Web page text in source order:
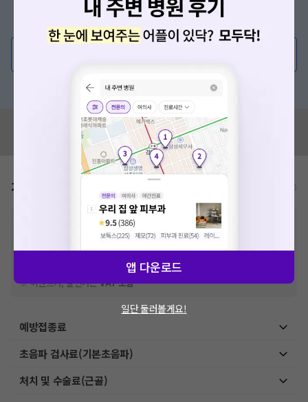
증상/치료, 궁금한 점이 있나요?
의사가 직접 답해드려요!
혹은, 의료상담 서비스에 다양한 게시글 보러가기
혹시 잘못된 병원정보가 있나요?
모두닥 팀에 알려주세요!
가격표
비급여 항목의 경우,추가비용 등으로 실제 가격과 상이할 수 있으니, 정확
한 가격은 해당 의료기관에 직접 문의해주세요.
산정될 수 있는 점 참고 바랍니다.)
※ 이벤트가, 할인가는VAT 포함
예방접종료
초음파 검사료(기본초음파)
처치 및 수술료(근골)
앱 다운로드
일단 둘러볼게요!